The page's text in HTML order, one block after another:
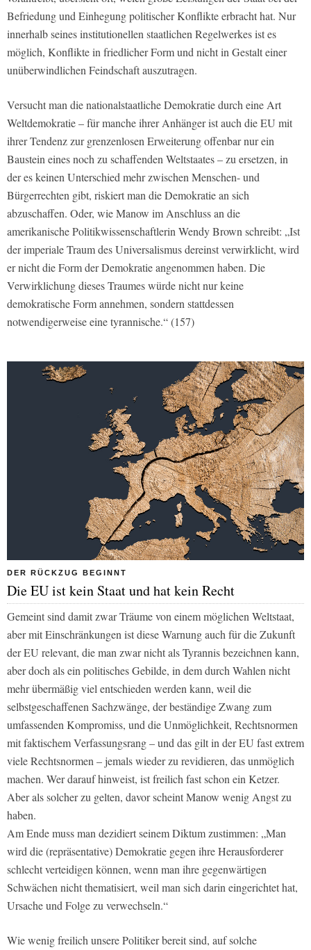
Befriedung und Einhegung politischer Konflikte erbracht hat. Nur
innerhalb seines institutionellen staatlichen Regelwerkes ist es
möglich, Konflikte in friedlicher Form und nicht in Gestalt einer
unüberwindlichen Feindschaft auszutragen.
Versucht man die nationalstaatliche Demokratie durch eine Art
Weltdemokratie – für manche ihrer Anhänger ist auch die EU mit
ihrer Tendenz zur grenzenlosen Erweiterung offenbar nur ein
Baustein eines noch zu schaffenden Weltstaates – zu ersetzen, in
der es keinen Unterschied mehr zwischen Menschen- und
Bürgerrechten gibt, riskiert man die Demokratie an sich
abzuschaffen. Oder, wie Manow im Anschluss an die
amerikanische Politikwissenschaftlerin Wendy Brown schreibt: „Ist
der imperiale Traum des Universalismus dereinst verwirklicht, wird
er nicht die Form der Demokratie angenommen haben. Die
Verwirklichung dieses Traumes würde nicht nur keine
demokratische Form annehmen, sondern stattdessen
notwendigerweise eine tyrannische.“ (157)
DER RÜCKZUG BEGINNT
Die EU ist kein Staat und hat kein Recht
Gemeint sind damit zwar Träume von einem möglichen Weltstaat,
aber mit Einschränkungen ist diese Warnung auch für die Zukunft
der EU relevant, die man zwar nicht als Tyrannis bezeichnen kann,
aber doch als ein politisches Gebilde, in dem durch Wahlen nicht
mehr übermäßig viel entschieden werden kann, weil die
selbstgeschaffenen Sachzwänge, der beständige Zwang zum
umfassenden Kompromiss, und die Unmöglichkeit, Rechtsnormen
mit faktischem Verfassungsrang – und das gilt in der EU fast extrem
viele Rechtsnormen – jemals wieder zu revidieren, das unmöglich
machen. Wer darauf hinweist, ist freilich fast schon ein Ketzer.
Aber als solcher zu gelten, davor scheint Manow wenig Angst zu
haben.
Am Ende muss man dezidiert seinem Diktum zustimmen: „Man
wird die (repräsentative) Demokratie gegen ihre Herausforderer
schlecht verteidigen können, wenn man ihre gegenwärtigen
Schwächen nicht thematisiert, weil man sich darin eingerichtet hat,
Ursache und Folge zu verwechseln.“
Wie wenig freilich unsere Politiker bereit sind, auf solche